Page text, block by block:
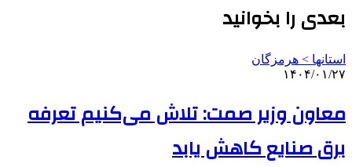
بعدی را بخوانید
استانها > هرمزگان
۱۴۰۴/۰۱/۲۷
معاون وزیر صمت: تلاش می‌کنیم تعرفه
برق صنایع کاهش یابد